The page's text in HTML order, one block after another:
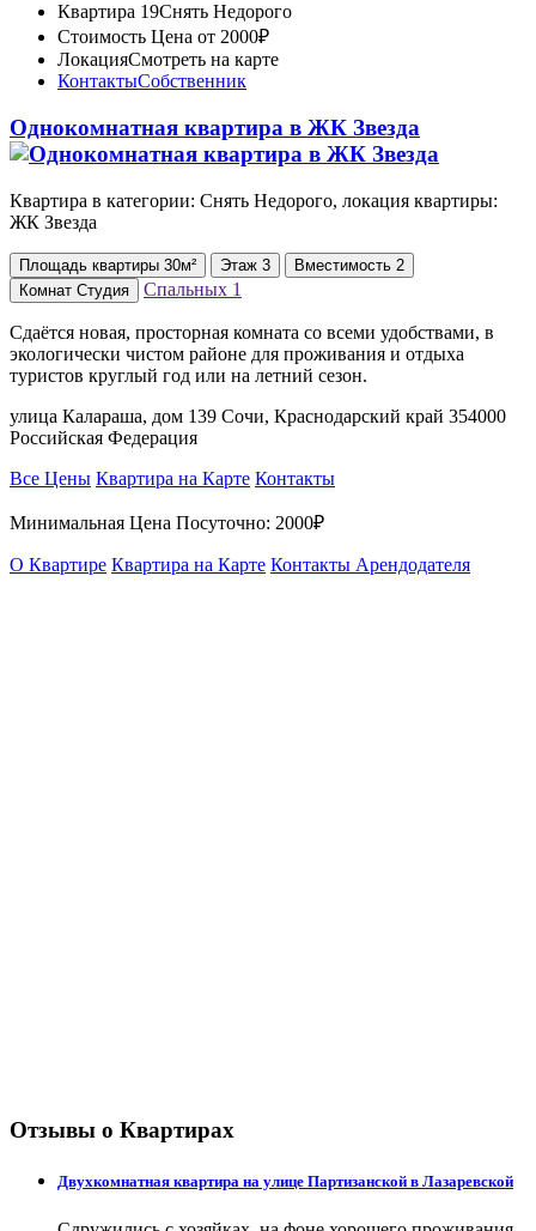
Квартира 19Снять Недорого
Стоимость Цена от 2000₽
ЛокацияСмотреть на карте
КонтактыСобственник
Однокомнатная квартира в ЖК Звезда
Квартира в категории: Снять Недорого, локация квартиры:
ЖК Звезда
Площадь квартиры 30м² Этаж 3 Вместимость 2
Комнат Студия Спальных 1
Сдаётся новая, просторная комната со всеми удобствами, в
экологически чистом районе для проживания и отдыха
туристов круглый год или на летний сезон.
улица Калараша, дом 139 Сочи, Краснодарский край 354000
Российская Федерация
Все Цены Квартира на Карте Контакты
Минимальная Цена Посуточно: 2000₽
О Квартире Квартира на Карте Контакты Арендодателя
Отзывы о Квартирах
Двухкомнатная квартира на улице Партизанской в Лазаревской